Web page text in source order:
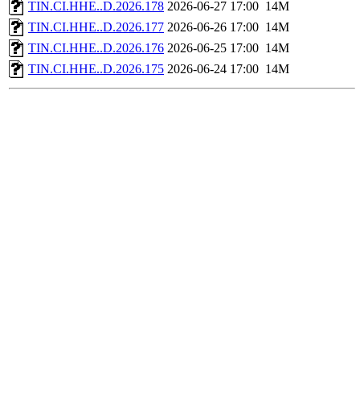
TIN.CI.HHE..D.2026.178 2026-06-27 17:00 14M
TIN.CI.HHE..D.2026.177 2026-06-26 17:00 14M
TIN.CI.HHE..D.2026.176 2026-06-25 17:00 14M
TIN.CI.HHE..D.2026.175 2026-06-24 17:00 14M